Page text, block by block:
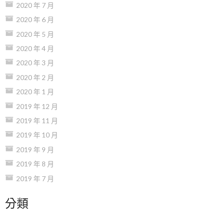
2020 年 7 月
2020 年 6 月
2020 年 5 月
2020 年 4 月
2020 年 3 月
2020 年 2 月
2020 年 1 月
2019 年 12 月
2019 年 11 月
2019 年 10 月
2019 年 9 月
2019 年 8 月
2019 年 7 月
分類